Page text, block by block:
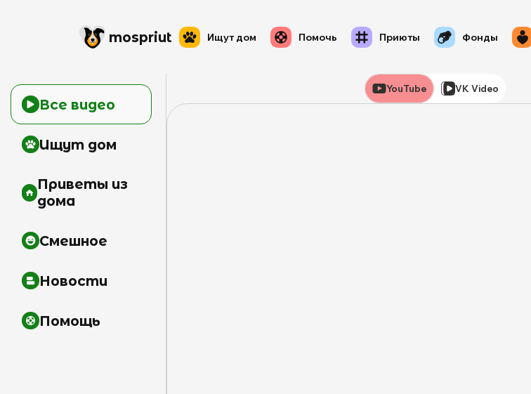
mospriut Ищут дом Помочь Приюты Фонды
Все видео
Ищут дом
Приветы из
дома
Смешное
Новости
Помощь
YouTube VK Video